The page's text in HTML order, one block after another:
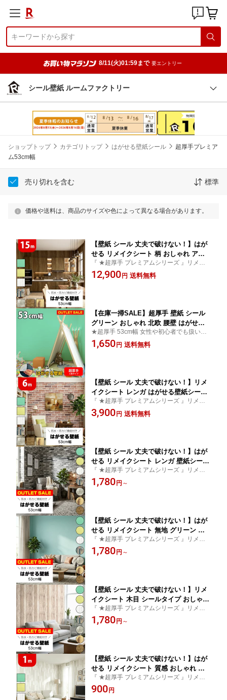
8/11(火)01:59まで 要エントリー
シール壁紙 ルームファクトリー
ショップトップ カテゴリトップ はがせる壁紙シール
超厚手プレミア
ム53cm幅
売り切れを含む 標準
価格や送料は、商品のサイズや色によって異なる場合があります。
【壁紙 シール 丈夫で破けない！】はが
せる リメイクシート 柄 おしゃれ アン
ティーク 北欧 賃貸 張り替え 自分で 無
地 グリーン 木目調 リアル 補修 ブルー
『 ★超厚手 プレミアムシリーズ 』リメイ
ク シート 女性や初心者も 貼りやすい 貼っ
てはがせる 壁紙シート
12,900 円 送料無料
【在庫一掃SALE】超厚手 壁紙 シール
グリーン おしゃれ 北欧 腰壁 はがせる
シールタイプ 厚手 リメイクシート 無地
ブルー グレー 剥がせる 壁紙シール 寝
★超厚手 53cm幅 女性や初心者でも扱いや
すく大人気！貼ってはがせる壁紙 シールタ
イプ。インテリアシート リフォームシート
1,650 円 送料無料
【壁紙 シール 丈夫で破けない！】リメ
イクシート レンガ はがせる壁紙シート
柄 リアル おしゃれ 部屋 木目 アンティ
ーク 北欧 無地 DIY 貼って剥がせる 壁
『 ★超厚手 プレミアムシリーズ 』リメイ
ク シート 女性や初心者も 貼りやすい 貼っ
てはがせる 壁紙シート
3,900 円 送料無料
【壁紙 シール 丈夫で破けない！】はが
せる リメイクシート レンガ 壁紙シール
高質感 ヴィンテージ 木目調 アンティー
ク おしゃれ リアル 柄 北欧 防水 壁紙の
『 ★超厚手 プレミアムシリーズ 』リメイ
ク シート 女性や初心者も 貼りやすい 貼っ
てはがせる 壁紙シート
1,780 円 ～
【壁紙 シール 丈夫で破けない！】はが
せる リメイクシート 無地 グリーン お
しゃれ 質感 北欧 木目 リアル 防水 白 シ
ールタイプ 賃貸 はがせる壁紙 diy 壁紙
『 ★超厚手 プレミアムシリーズ 』リメイ
ク シート 女性や初心者も 貼りやすい 貼っ
てはがせる 壁紙シート
1,780 円 ～
【壁紙 シール 丈夫で破けない！】リメ
イクシート 木目 シールタイプ おしゃれ
質感 アンティーク 柄 はがせる壁紙 リ
アル 白 ヴィンテージ 防水 北欧 くすみ
『 ★超厚手 プレミアムシリーズ 』リメイ
ク シート 女性や初心者も 貼りやすい 貼っ
てはがせる 壁紙シート
1,780 円 ～
【壁紙 シール 丈夫で破けない！】はが
せる リメイクシート 質感 おしゃれ シ
ールタイプ 無地 グリーン DIY 剥がせる
ヴィンテージ 北欧 レンガ 木目調 リア
『 ★超厚手 プレミアムシリーズ 』リメイ
ク シート 女性や初心者も 貼りやすい 貼っ
てはがせる 壁紙シート
900 円